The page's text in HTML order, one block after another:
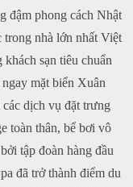
đậm phong cách Nhật
nhà lớn nhất Việt
sạn tiêu chuẩn
mặt biển Xuân
dịch vụ đặt trưng
toàn thân, bể bơi vô
tập đoàn hàng đầu
đã trở thành điểm du